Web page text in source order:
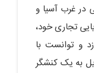
در غرب آسیا و
تجاری خود،
و توانست با
به یک کنشگر